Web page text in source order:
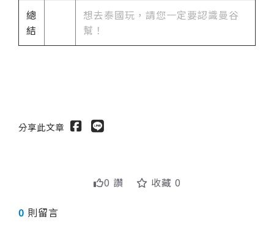
總
結
想去泰國玩，請您一定要認識曼谷
幫！
分享此文章
0 讚 收藏 0
0 則留言